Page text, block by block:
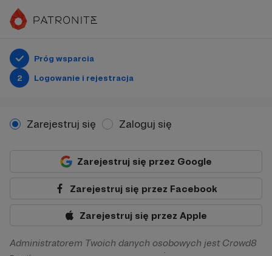
Próg wsparcia
2
Logowanie i rejestracja
Zarejestruj się Zaloguj się
Zarejestruj się przez Google
Zarejestruj się przez Facebook
Zarejestruj się przez Apple
Administratorem Twoich danych osobowych jest Crowd8